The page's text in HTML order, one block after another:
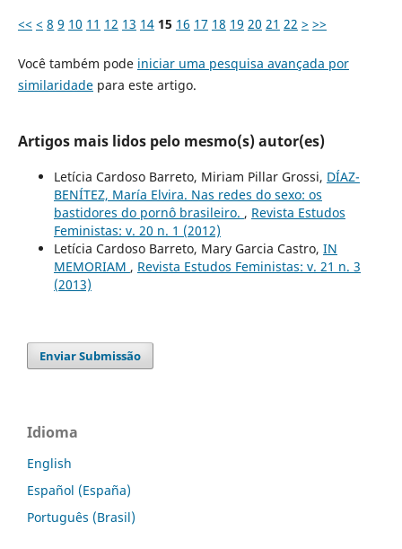
<< < 8 9 10 11 12 13 14 15 16 17 18 19 20 21 22 > >>
Você também pode iniciar uma pesquisa avançada por
similaridadepara este artigo.
Artigos mais lidos pelo mesmo(s) autor(es)
Letícia Cardoso Barreto, Miriam Pillar Grossi, DÍAZ-
BENÍTEZ, María Elvira. Nas redes do sexo: os
bastidores do pornô brasileiro. , Revista Estudos
Feministas: v. 20 n. 1 (2012)
Letícia Cardoso Barreto, Mary Garcia Castro, IN
MEMORIAM , Revista Estudos Feministas: v. 21 n. 3
(2013)
Enviar Submissão
Idioma
English
Español (España)
Português (Brasil)